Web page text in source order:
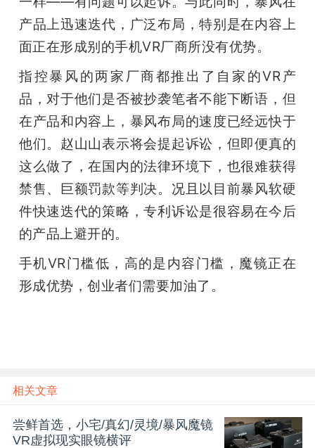
产品上迅速迭代，广泛布局，特别是在内容上
面正在形成别的手机VR厂商所没有优势。
指控暴风的两家厂商都推出了自家的VR产
品，对于他们是否被抄袭笔者不能下断语，但
在产品和内容上，暴风布局的速度已经远快于
他们。赵山山表示将会提起诉讼，但即便真的
这么做了，在国内的法律环境下，也很难获得
禁售、巨额罚款等判决。况且以目前暴风软硬
件快速迭代的策略，专利诉讼是很容易在今后
的产品上避开的。
手机VR门槛低，高的是内容门槛，魔镜正在
形成优势，创业者们需要加油了。
相关文章
尝鲜首选，小宅/真幻/灵境/暴风魔镜
VR虚拟现实眼镜横评